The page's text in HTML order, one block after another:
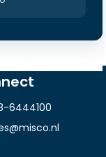
6444100